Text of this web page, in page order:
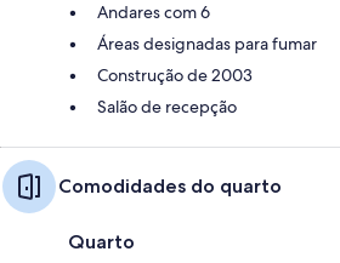
Andares com 6
Áreas designadas para fumar
Construção de 2003
Salão de recepção
Comodidades do quarto
Quarto